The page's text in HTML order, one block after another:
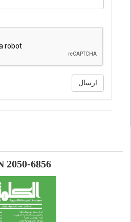
ارسال
2050-6856